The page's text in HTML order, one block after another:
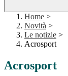
Home >
Novità >
Le notizie >
Acrosport
Acrosport